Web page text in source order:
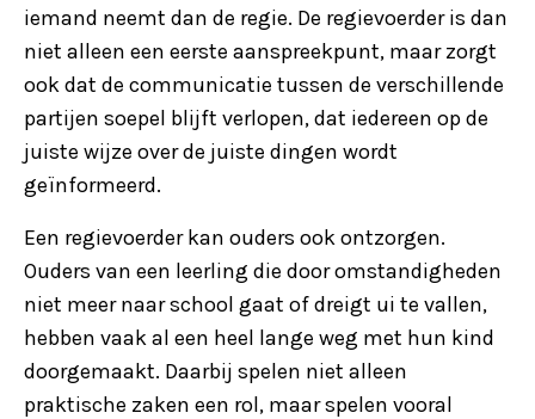
iemand neemt dan de regie. De regievoerder is dan
niet alleen een eerste aanspreekpunt, maar zorgt
ook dat de communicatie tussen de verschillende
partijen soepel blijft verlopen, dat iedereen op de
juiste wijze over de juiste dingen wordt
geïnformeerd.
Een regievoerder kan ouders ook ontzorgen.
Ouders van een leerling die door omstandigheden
niet meer naar school gaat of dreigt ui te vallen,
hebben vaak al een heel lange weg met hun kind
doorgemaakt. Daarbij spelen niet alleen
praktische zaken een rol, maar spelen vooral